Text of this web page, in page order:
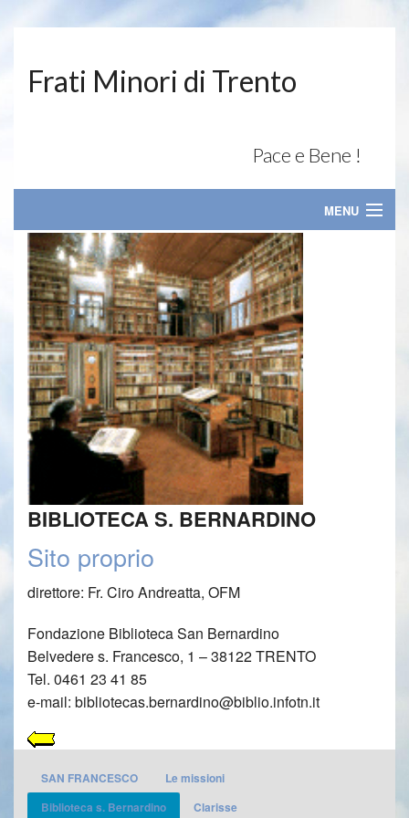
Frati Minori di Trento
Pace e Bene !
MENU
SAN FRANCESCO
Le missioni
Biblioteca s. Bernardino
Clarisse
Ordine Francescano Secolare
LINKS utili
BIBLIOTECA S. BERNARDINO
Sito proprio
direttore: Fr. Ciro Andreatta, OFM
Fondazione Biblioteca San Bernardino
Belvedere s. Francesco, 1 – 38122 TRENTO
Tel. 0461 23 41 85
e-mail: bibliotecas.bernardino@biblio.infotn.it
SAN FRANCESCO
Le missioni
Biblioteca s. Bernardino
Clarisse